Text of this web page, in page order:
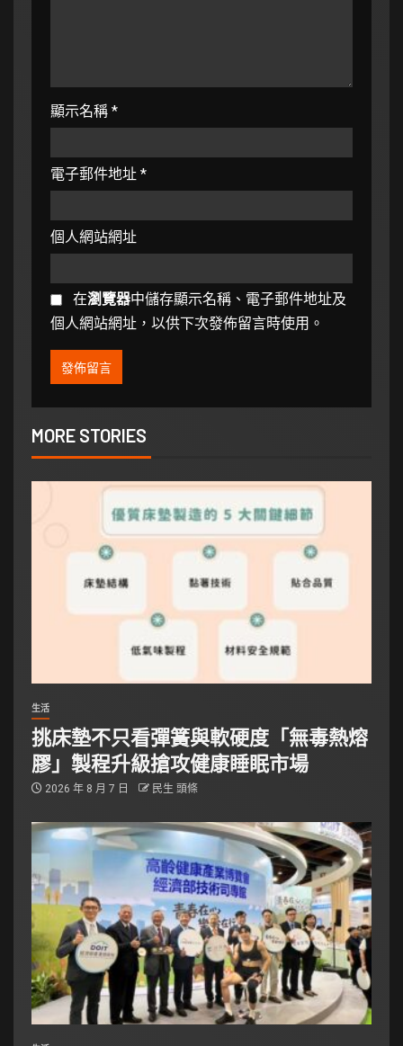
顯示名稱 *
電子郵件地址 *
個人網站網址
在瀏覽器中儲存顯示名稱、電子郵件地址及
個人網站網址，以供下次發佈留言時使用。
MORE STORIES
生活
挑床墊不只看彈簧與軟硬度「無毒熱熔
膠」製程升級搶攻健康睡眠市場
2026 年 8 月 7 日 民生 頭條